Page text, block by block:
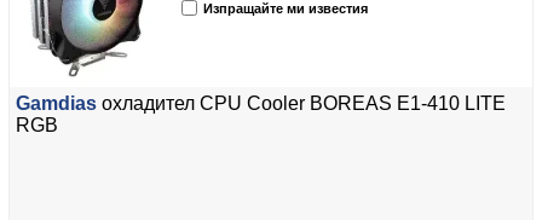
Изпращайте ми известия
Gamdias охладител CPU Cooler BOREAS E1-410 LITE
RGB